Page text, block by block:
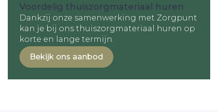
Voordelig thuiszorgmateriaal huren
Dankzij onze samenwerking met Zorgpunt
kan je bij ons thuiszorgmateriaal huren op
korte en lange termijn.
Bekijk ons aanbod